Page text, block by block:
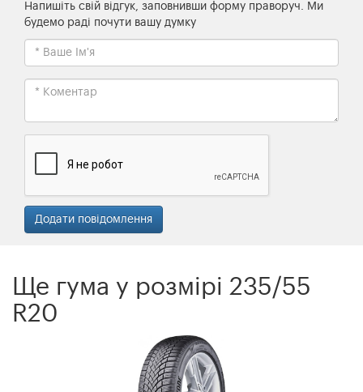
Напишіть свій відгук, заповнивши форму праворуч. Ми
будемо раді почути вашу думку
Ще гума у ​​розмірі 235/55
R20